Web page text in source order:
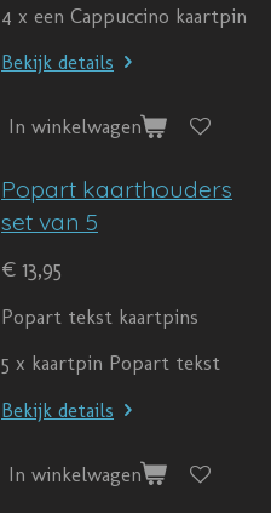
4 x een Cappuccino kaartpin
Bekijk details
In winkelwagen
Popart kaarthouders
set van 5
€ 13,95
Popart tekst kaartpins
5 x kaartpin Popart tekst
Bekijk details
In winkelwagen